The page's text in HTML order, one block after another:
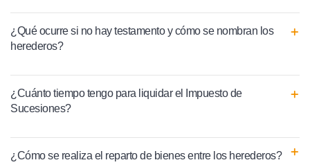
¿Qué ocurre si no hay testamento y cómo se nombran los
herederos?
¿Cuánto tiempo tengo para liquidar el Impuesto de
Sucesiones?
¿Cómo se realiza el reparto de bienes entre los herederos?